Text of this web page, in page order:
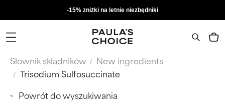
-15% zniżki na letnie niezbędniki
Słownik składników
New ingredients
Trisodium Sulfosuccinate
Powrót do wyszukiwania